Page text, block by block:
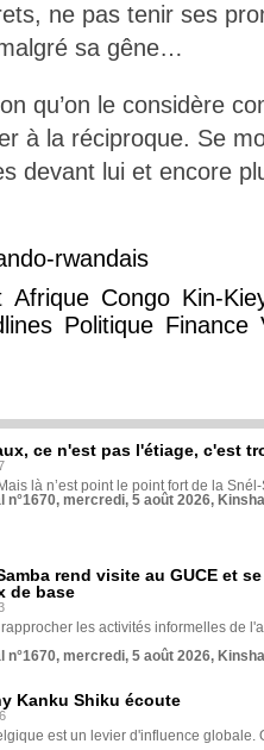
ne pas tenir ses
sa gêne…
qu’on le considère
à la réciproque. Se
devant lui et encore
rwandais
Afrique Congo Kin-
Politique Finance
ce n'est pas l'étiage, c'est
là n’est point le point fort de la
n°1670, mercredi, 5 août 2026,
rend visite au GUCE et
de base
les activités informelles de
n°1670, mercredi, 5 août 2026,
Kanku Shiku écoute
est un levier d'influence globale.